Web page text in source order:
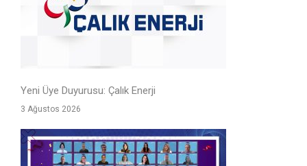
Yeni Üye Duyurusu: Çalık Enerji
3 Ağustos 2026